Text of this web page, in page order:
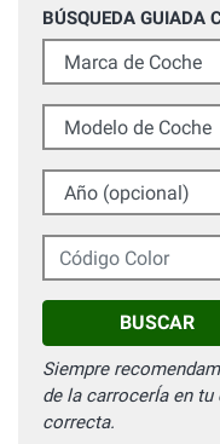
BÚSQUEDA GUIADA
Marca de Coche
Modelo de Coche
Año (opcional)
Código Color
BUSCAR
Siempre
de la carrocerÍa en
correcta.